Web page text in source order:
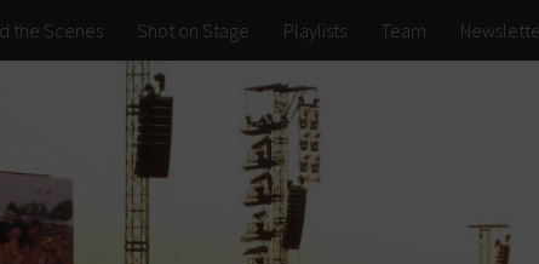
the Scenes Shot on Stage Playlists Team